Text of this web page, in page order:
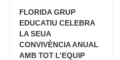
FLORIDA GRUP
EDUCATIU CELEBRA
LA SEUA
CONVIVÈNCIA ANUAL
AMB TOT L'EQUIP